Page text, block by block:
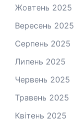
Жовтень 2025
Вересень 2025
Серпень 2025
Липень 2025
Червень 2025
Травень 2025
Квітень 2025